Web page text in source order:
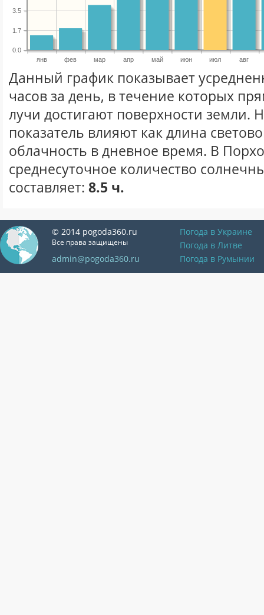
янв фев мар апр май июн июл авг
0.0
1.7
3.5
Данный график показывает
часов за день, в течение которых
лучи достигают поверхности земли.
показатель влияют как длина
облачность в дневное время. В
среднесуточное количество
составляет: 8.5 ч.
© 2014 pogoda360.ru
Все права защищены
admin@pogoda360.ru
Погода в Украине
Погода в Литве
Погода в Румынии